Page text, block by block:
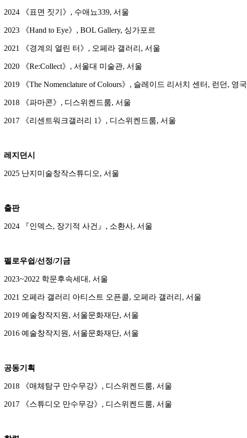
2024 《표면 짓기》, 수애뇨339, 서울
2023 《Hand to Eye》, BOL Gallery, 싱가포르
2021 《경계의 열린 터》, 오페라 갤러리, 서울
2020 《Re:Collect》, 서울대 미술관, 서울
2019 《The Nomenclature of Colours》, 슬레이드 리서치 센터, 런던, 영국
2018 《파마콘》, 디스위켄드룸, 서울
2017 《리센트워크갤러리 1》, 디스위켄드룸, 서울
레지던시
2025 난지미술창작스튜디오, 서울
출판
2024 『인덱스, 장기적 사건』, 소환사, 서울
펠로우쉽/선정/기금
2023~2022 학문후속세대, 서울
2021 오페라 갤러리 아티스트 오픈콜, 오페라 갤러리, 서울
2019 예술창작지원, 서울문화재단, 서울
2016 예술창작지원, 서울문화재단, 서울
공동기획
2018 《매체탐구 만수무강》, 디스위켄드룸, 서울
2017 《스튜디오 만수무강》, 디스위켄드룸, 서울